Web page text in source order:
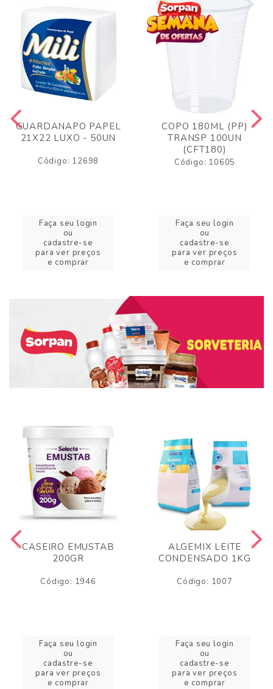
GUARDANAPO PAPEL
21X22 LUXO - 50UN
Código: 12698
Faça seu login
ou
cadastre-se
para ver preços
e comprar
COPO 180ML (PP)
TRANSP 100UN
(CFT180)
Código: 10605
Faça seu login
ou
cadastre-se
para ver preços
e comprar
CASEIRO EMUSTAB
200GR
Código: 1946
Faça seu login
ou
cadastre-se
para ver preços
e comprar
ALGEMIX LEITE
CONDENSADO 1KG
Código: 1007
Faça seu login
ou
cadastre-se
para ver preços
e comprar